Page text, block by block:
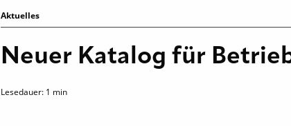
Aktuelles
Neuer Katalog für
Lesedauer: 1 min